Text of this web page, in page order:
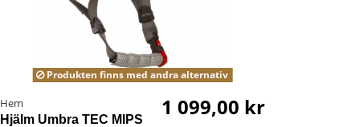
Produkten finns med andra alternativ
Hem
Hjälm Umbra TEC MIPS 1 099,00 kr